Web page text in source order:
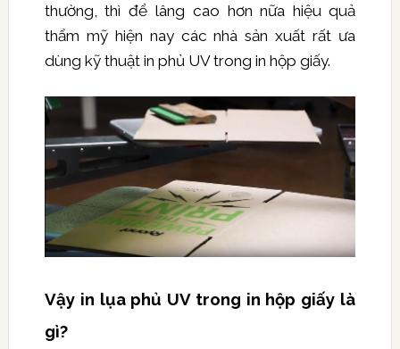
thường, thì để lâng cao hơn nữa hiệu quả
thẩm mỹ hiện nay các nhà sản xuất rất ưa
dùng kỹ thuật in phủ UV trong in hộp giấy.
Vậy in lụa phủ UV trong in hộp giấy là
gì?